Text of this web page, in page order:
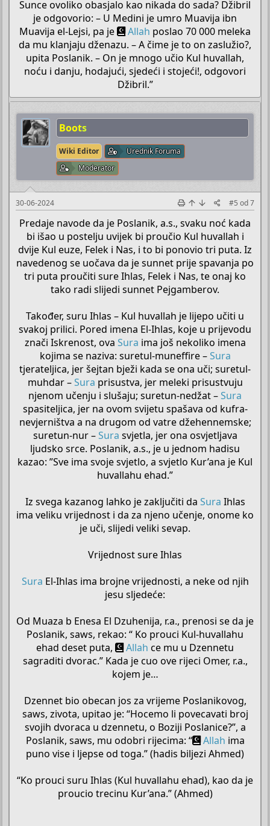
Sunce ovoliko obasjalo kao nikada do sada? Džibril
je odgovorio: – U Medini je umro Muavija ibn
Muavija el-Lejsi, pa je
Allah poslao 70 000 meleka
da mu klanjaju dženazu. – A čime je to on zaslužio?,
upita Poslanik. – On je mnogo učio Kul huvallah,
noću i danju, hodajući, sjedeći i stojeći!, odgovori
Džibril.”​
Boots
Wiki Editor
Urednik Foruma
Moderator
30-06-2024 #5 od7
Predaje navode da je Poslanik, a.s., svaku noć kada
bi išao u postelju uvijek bi proučio Kul huvallah i
dvije Kul euze, Felek i Nas, i to bi ponovio tri puta. Iz
navedenog se uočava da je sunnet prije spavanja po
tri puta proučiti sure Ihlas, Felek i Nas, te onaj ko
tako radi slijedi sunnet Pejgamberov.
Također, suru Ihlas – Kul huvallah je lijepo učiti u
svakoj prilici. Pored imena El-Ihlas, koje u prijevodu
znači Iskrenost, ova Sura ima još nekoliko imena
kojima se naziva: suretul-muneffire –Sura
tjerateljica, jer šejtan bježi kada se ona uči; suretul-
muhdar –Sura prisustva, jer meleki prisustvuju
njenom učenju i slušaju; suretun-nedžat –Sura
spasiteljica, jer na ovom svijetu spašava od kufra-
nevjerništva a na drugom od vatre džehennemske;
suretun-nur –Sura svjetla, jer ona osvjetljava
ljudsko srce. Poslanik, a.s., je u jednom hadisu
kazao: ”Sve ima svoje svjetlo, a svjetlo Kur’ana je Kul
huvallahu ehad.”
Iz svega kazanog lahko je zaključiti da Sura Ihlas
ima veliku vrijednost i da za njeno učenje, onome ko
je uči, slijedi veliki sevap.
Vrijednost sure Ihlas
Sura El-Ihlas ima brojne vrijednosti, a neke od njih
jesu sljedeće:
Od Muaza b Enesa El Dzuhenija, r.a., prenosi se da je
Poslanik, saws, rekao: “ Ko prouci Kul-huvallahu
ehad deset puta,
Allah ce mu u Dzennetu
sagraditi dvorac.” Kada je cuo ove rijeci Omer, r.a.,
kojem je…
Dzennet bio obecan jos za vrijeme Poslanikovog,
saws, zivota, upitao je: “Hocemo li povecavati broj
svojih dvoraca u dzennetu, o Boziji Poslanice?”, a
Poslanik, saws, mu odobri rijecima: “
Allah ima
puno vise i ljepse od toga.” (hadis biljezi Ahmed)
“Ko prouci suru Ihlas (Kul huvallahu ehad), kao da je
proucio trecinu Kur’ana.” (Ahmed)